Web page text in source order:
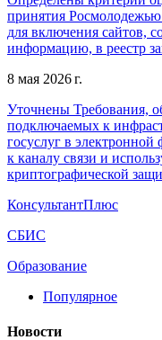
принятия
для включения сайтов,
информацию, в реестр
8 мая 2026 г.
Уточнены Требования,
подключаемых к
госуслуг в
к каналу связи и
криптографической
КонсультантПлюс
СБИС
Образование
Популярное
Новости